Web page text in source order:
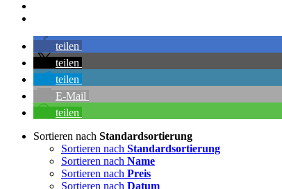
teilen
teilen
teilen
E-Mail
teilen
Sortieren nach Standardsortierung
Sortieren nach Standardsortierung
Sortieren nach Name
Sortieren nach Preis
Sortieren nach Datum